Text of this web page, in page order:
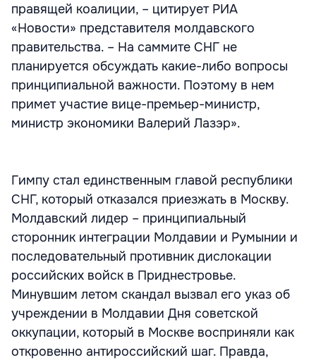
правящей коалиции, – цитирует РИА
«Новости» представителя молдавского
правительства. – На саммите СНГ не
планируется обсуждать какие-либо вопросы
принципиальной важности. Поэтому в нем
примет участие вице-премьер-министр,
министр экономики Валерий Лазэр».
Гимпу стал единственным главой республики
СНГ, который отказался приезжать в Москву.
Молдавский лидер – принципиальный
сторонник интеграции Молдавии и Румынии и
последовательный противник дислокации
российских войск в Приднестровье.
Минувшим летом скандал вызвал его указ об
учреждении в Молдавии Дня советской
оккупации, который в Москве восприняли как
откровенно антироссийский шаг. Правда,